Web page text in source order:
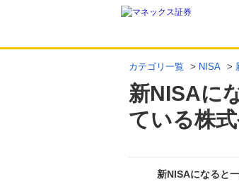
カテゴリ一覧 > NISA >
新NISAに
ている株
新NISAになると